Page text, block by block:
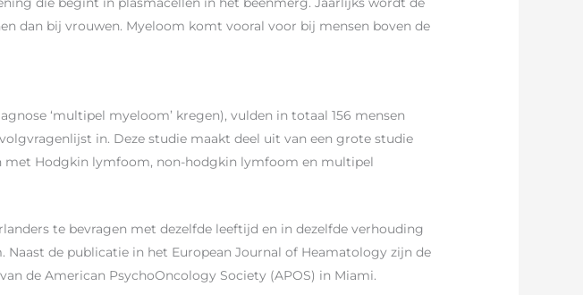
dan bij vrouwen. Myeloom komt vooral voor bij mensen boven de
‘multipel myeloom’ kregen), vulden in totaal 156 mensen
in. Deze studie maakt deel uit van een grote studie
met Hodgkin lymfoom, non-hodgkin lymfoom en multipel
te bevragen met dezelfde leeftijd en in dezelfde verhouding
de publicatie in het European Journal of Heamatology zijn de
de American PsychoOncology Society (APOS) in Miami.